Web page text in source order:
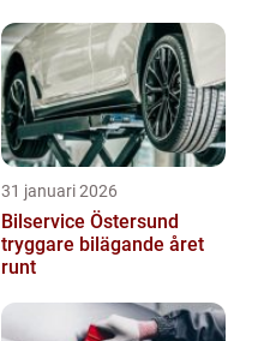
31 januari 2026
Bilservice Östersund
tryggare bilägande året
runt